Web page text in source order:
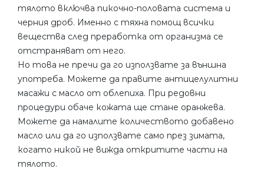
тялото включва пикочно-половата система и
черния дроб. Именно с тяхна помощ всички
вещества след преработка от организма се
отстраняват от него.
Но това не пречи да го използвате за външна
употреба. Можете да правите антицелулитни
масажи с масло от облепиха. При редовни
процедури обаче кожата ще стане оранжева.
Можете да намалите количеството добавено
масло или да го използвате само през зимата,
когато никой не вижда откритите части на
тялото.